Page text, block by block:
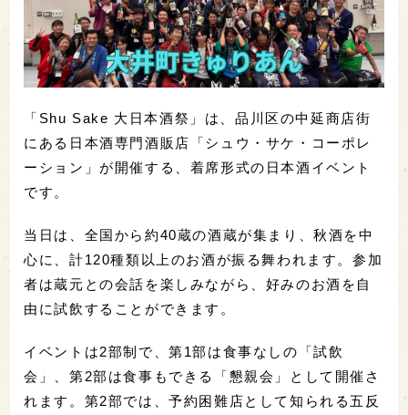
「Shu Sake 大日本酒祭」は、品川区の中延商店街
にある日本酒専門酒販店「シュウ・サケ・コーポレ
ーション」が開催する、着席形式の日本酒イベント
です。
当日は、全国から約40蔵の酒蔵が集まり、秋酒を中
心に、計120種類以上のお酒が振る舞われます。参加
者は蔵元との会話を楽しみながら、好みのお酒を自
由に試飲することができます。
イベントは2部制で、第1部は食事なしの「試飲
会」、第2部は食事もできる「懇親会」として開催さ
れます。第2部では、予約困難店として知られる五反